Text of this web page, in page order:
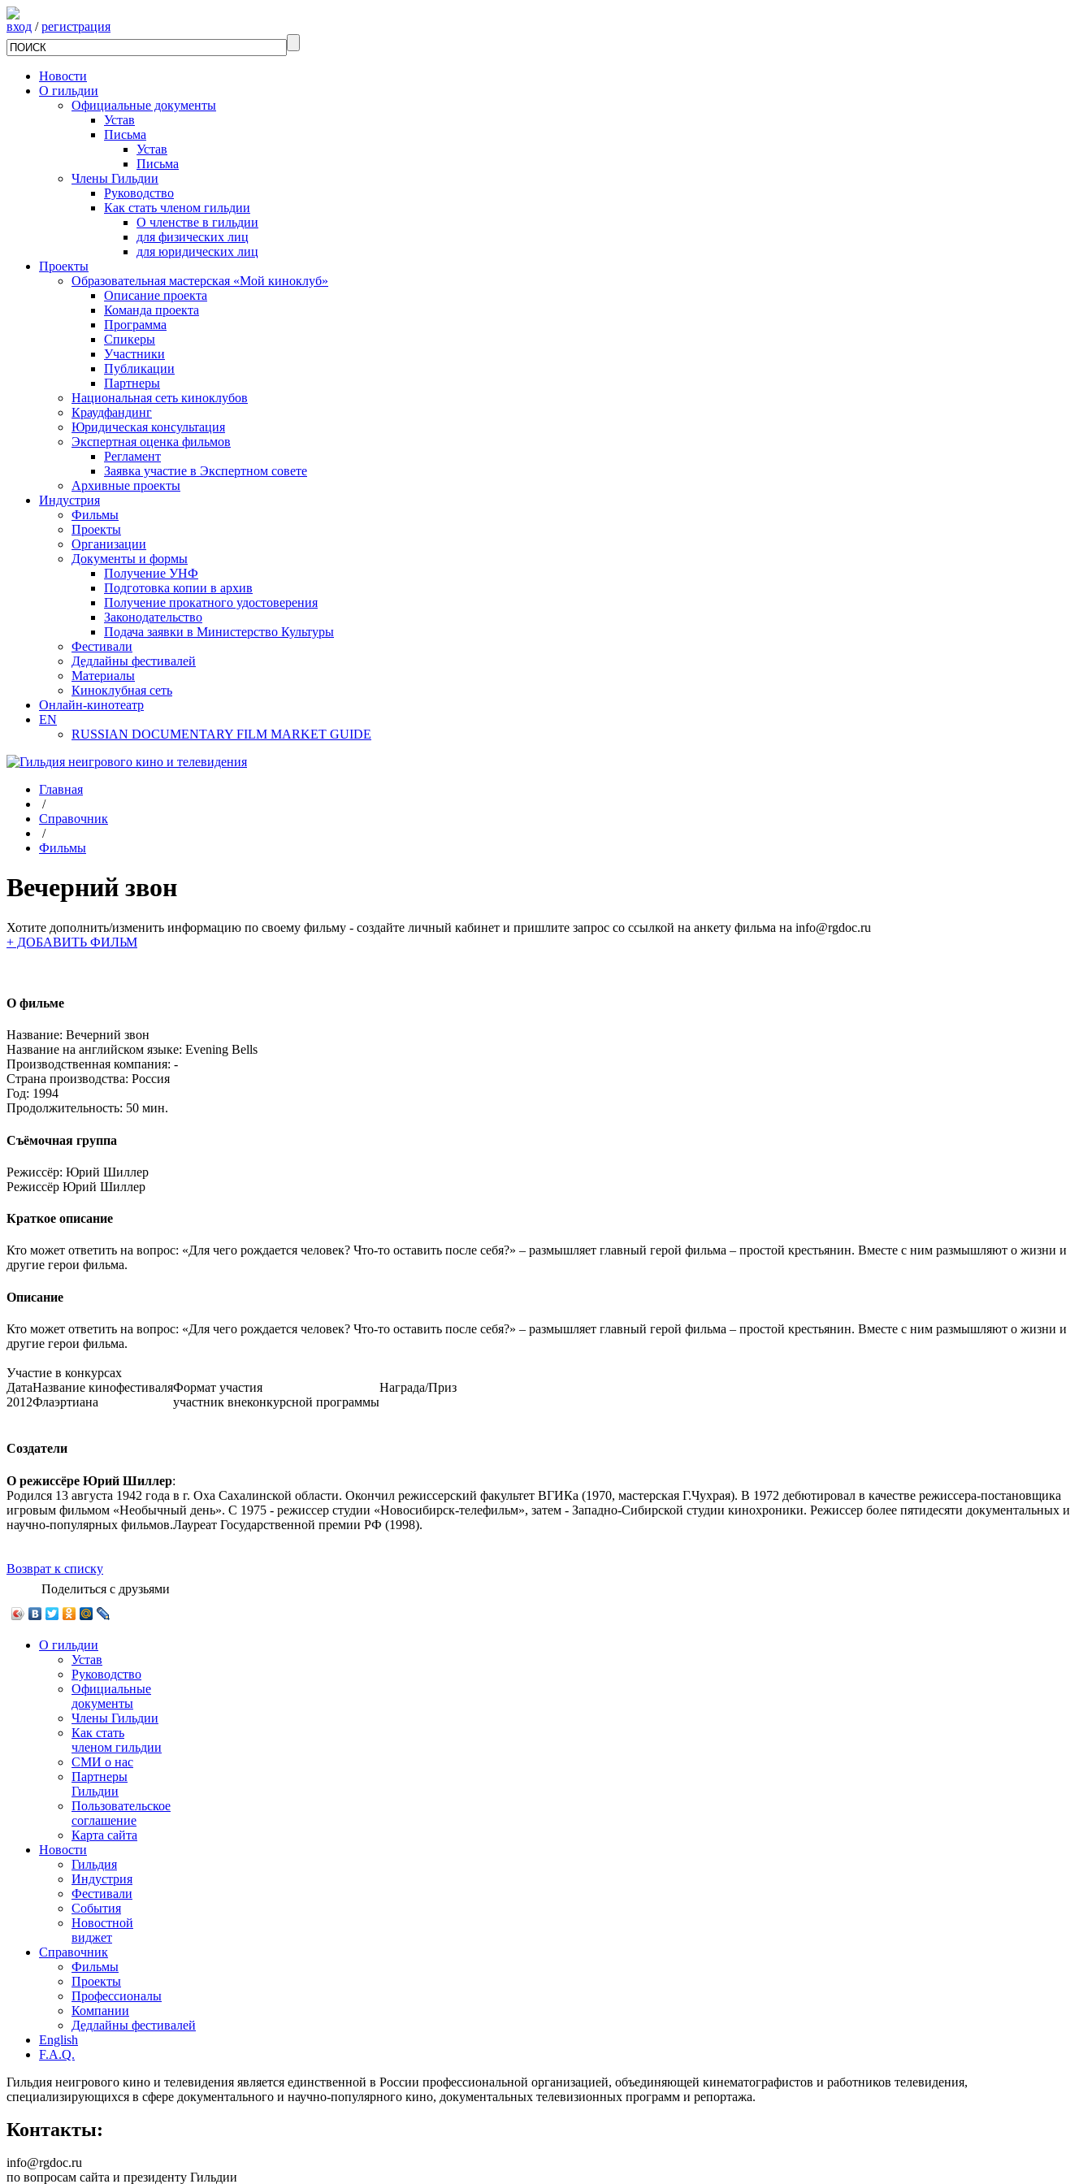
вход /регистрация
Новости
О гильдии
Официальные документы
Устав
Письма
Устав
Письма
Члены Гильдии
Руководство
Как стать членом гильдии
О членстве в гильдии
для физических лиц
для юридических лиц
Проекты
Образовательная мастерская «Мой киноклуб»
Описание проекта
Команда проекта
Программа
Спикеры
Участники
Публикации
Партнеры
Национальная сеть киноклубов
Краудфандинг
Юридическая консультация
Экспертная оценка фильмов
Регламент
Заявка участие в Экспертном совете
Архивные проекты
Индустрия
Фильмы
Проекты
Организации
Документы и формы
Получение УНФ
Подготовка копии в архив
Получение прокатного удостоверения
Законодательство
Подача заявки в Министерство Культуры
Фестивали
Дедлайны фестивалей
Материалы
Киноклубная сеть
Онлайн-кинотеатр
EN
RUSSIAN DOCUMENTARY FILM MARKET GUIDE
Главная
/
Справочник
/
Фильмы
Вечерний звон
Хотите дополнить/изменить информацию по своему фильму - создайте личный кабинет и пришлите запрос cо ссылкой на анкету фильма на info@rgdoc.ru
+ ДОБАВИТЬ ФИЛЬМ
О фильме
Название: Вечерний звон
Название на английском языке: Evening Bells
Производственная компания: -
Страна производства: Россия
Год: 1994
Продолжительность: 50 мин.
Съёмочная группа
Режиссёр: Юрий Шиллер
Режиссёр Юрий Шиллер
Краткое описание
Кто может ответить на вопрос: «Для чего рождается человек? Что-то оставить после себя?» – размышляет главный герой фильма – простой крестьянин. Вместе с ним размышляют о жизни и
другие герои фильма.
Описание
Кто может ответить на вопрос: «Для чего рождается человек? Что-то оставить после себя?» – размышляет главный герой фильма – простой крестьянин. Вместе с ним размышляют о жизни и
другие герои фильма.
Участие в конкурсах
ДатаНазвание кинофестиваляФормат участия
Награда/Приз
2012Флаэртиана участник внеконкурсной программы
Создатели
О режиссёре Юрий Шиллер:
Родился 13 августа 1942 года в г. Оха Сахалинской области. Окончил режиссерский факультет ВГИКа (1970, мастерская Г.Чухрая). В 1972 дебютировал в качестве режиссера-постановщика
игровым фильмом «Необычный день». С 1975 - режиссер студии «Новосибирск-телефильм», затем - Западно-Сибирской студии кинохроники. Режиссер более пятидесяти документальных и
научно-популярных фильмов.Лауреат Государственной премии РФ (1998).
Возврат к списку
Поделиться с друзьями
О гильдии
Устав
Руководство
Официальные
документы
Члены Гильдии
Как стать
членом гильдии
СМИ о нас
Партнеры
Гильдии
Пользовательское
соглашение
Карта сайта
Новости
Гильдия
Индустрия
Фестивали
События
Новостной
виджет
Справочник
Фильмы
Проекты
Профессионалы
Компании
Дедлайны фестивалей
English
F.A.Q.
Гильдия неигрового кино и телевидения является единственной в России профессиональной организацией, объединяющей кинематографистов и работников телевидения,
специализирующихся в сфере документального и научно-популярного кино, документальных телевизионных программ и репортажа.
Контакты:
info@rgdoc.ru
по вопросам сайта и президенту Гильдии